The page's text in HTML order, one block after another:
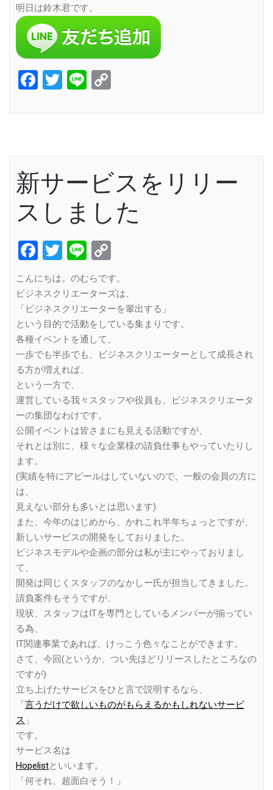
明日は鈴木君です。
Facebook
Twitter
Line
新サービスをリリー
スしました
Facebook
Twitter
Line
Link
こんにちは。のむらです。
ビジネスクリエーターズは、
「ビジネスクリエーターを輩出する」
という目的で活動をしている集まりです。
各種イベントを通して、
一歩でも半歩でも、ビジネスクリエーターとして成長され
る方が増えれば、
という一方で、
運営している我々スタッフや役員も、ビジネスクリエータ
ーの集団なわけです。
公開イベントは皆さまにも見える活動ですが、
それとは別に、様々な企業様の請負仕事もやっていたりし
ます。
(実績を特にアピールはしていないので、一般の会員の方に
は、
見えない部分も多いとは思います)
また、今年のはじめから、かれこれ半年ちょっとですが、
新しいサービスの開発をしておりました。
ビジネスモデルや企画の部分は私が主にやっておりまし
て、
開発は同じくスタッフのなかしー氏が担当してきました。
請負案件もそうですが、
現状、スタッフはITを専門としているメンバーが揃ってい
る為、
IT関連事業であれば、けっこう色々なことができます。
さて、今回(というか、つい先ほどリリースしたところなの
ですが)
立ち上げたサービスをひと言で説明するなら、
「言うだけで欲しいものがもらえるかもしれないサービ
ス 」
です。
サービス名は
Hopelistといいます。
「何それ、超面白そう！」